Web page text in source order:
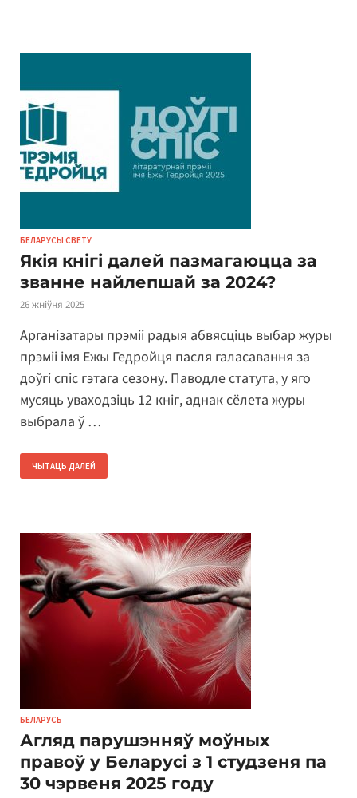
БЕЛАРУСЫ СВЕТУ
Якія кнігі далей пазмагаюцца за
званне найлепшай за 2024?
26 жніўня 2025
Арганізатары прэміі радыя абвясціць выбар журы
прэміі імя Ежы Гедройця пасля галасавання за
доўгі спіс гэтага сезону. Паводле статута, у яго
мусяць уваходзіць 12 кніг, аднак сёлета журы
выбрала ў …
ЧЫТАЦЬ ДАЛЕЙ
БЕЛАРУСЬ
Агляд парушэнняў моўных
правоў у Беларусі з 1 студзеня па
30 чэрвеня 2025 году